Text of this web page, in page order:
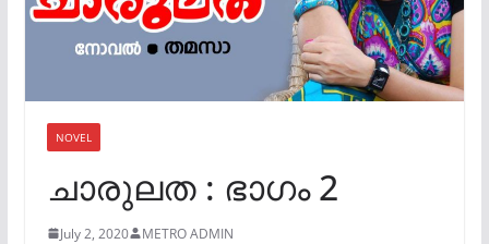
NOVEL
ചാരുലത : ഭാഗം 2
July 2, 2020 METRO ADMIN